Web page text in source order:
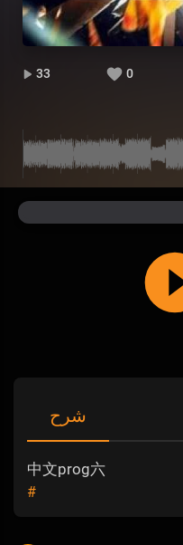
33 0
شرح
中文prog六
#